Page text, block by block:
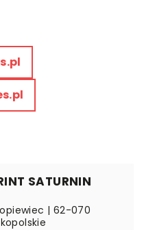
SATURNIN
| 62-070